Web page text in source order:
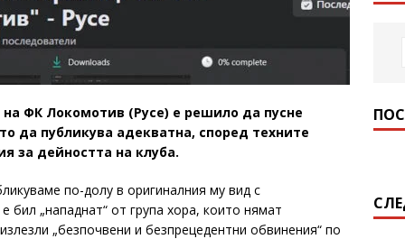
ФК Локомотив (Русе) е решило да пусне
да публикува адекватна, според техните
за дейността на клуба.
по-долу в оригиналния му вид с
бил „нападнат“ от група хора, които нямат
„безпочвени и безпрецедентни обвинения“ по